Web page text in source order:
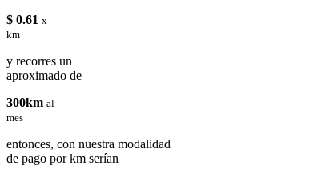
$ 0.61 x
km
y recorres un
aproximado de
300km al
mes
entonces, con nuestra modalidad
de pago por km serían